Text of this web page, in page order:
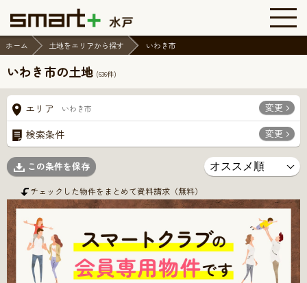
ホーム 土地をエリアから探す いわき市
いわき市の土地 (636件)
エリア いわき市 変更
検索条件 変更
この条件を保存
チェックした物件をまとめて資料請求（無料）